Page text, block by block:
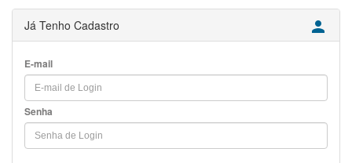
Já Tenho Cadastro 
E-mail
Senha